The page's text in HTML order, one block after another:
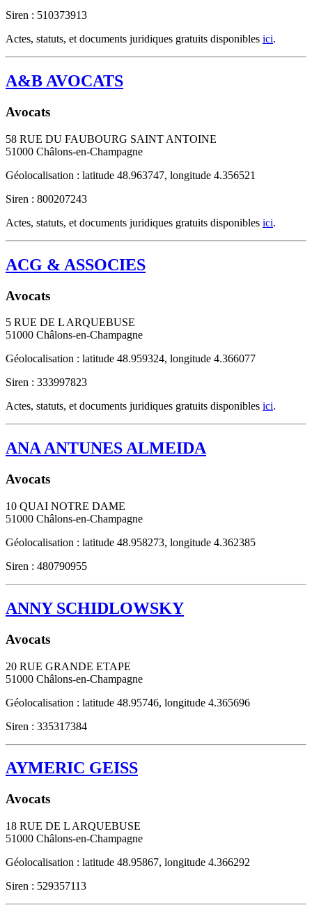
Siren : 510373913
Actes, statuts, et documents juridiques gratuits disponibles ici.
A&B AVOCATS
Avocats
58 RUE DU FAUBOURG SAINT ANTOINE
51000 Châlons-en-Champagne
Géolocalisation : latitude 48.963747, longitude 4.356521
Siren : 800207243
Actes, statuts, et documents juridiques gratuits disponibles ici.
ACG & ASSOCIES
Avocats
5 RUE DE L ARQUEBUSE
51000 Châlons-en-Champagne
Géolocalisation : latitude 48.959324, longitude 4.366077
Siren : 333997823
Actes, statuts, et documents juridiques gratuits disponibles ici.
ANA ANTUNES ALMEIDA
Avocats
10 QUAI NOTRE DAME
51000 Châlons-en-Champagne
Géolocalisation : latitude 48.958273, longitude 4.362385
Siren : 480790955
ANNY SCHIDLOWSKY
Avocats
20 RUE GRANDE ETAPE
51000 Châlons-en-Champagne
Géolocalisation : latitude 48.95746, longitude 4.365696
Siren : 335317384
AYMERIC GEISS
Avocats
18 RUE DE L ARQUEBUSE
51000 Châlons-en-Champagne
Géolocalisation : latitude 48.95867, longitude 4.366292
Siren : 529357113